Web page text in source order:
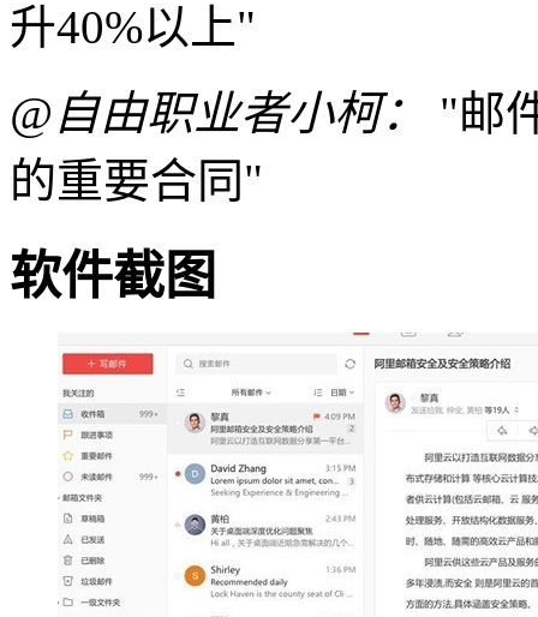
升40%以上"
@自由职业者小柯：
"邮
的重要合同"
软件截图